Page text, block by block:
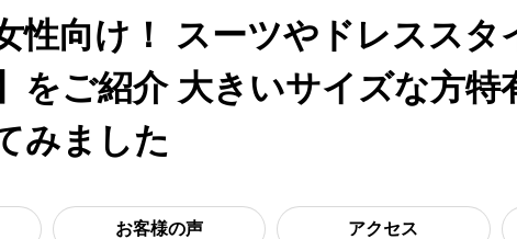
性向け！ スーツやドレススタ
をご紹介 大きいサイズな方特
みました
お客様の声 アクセス